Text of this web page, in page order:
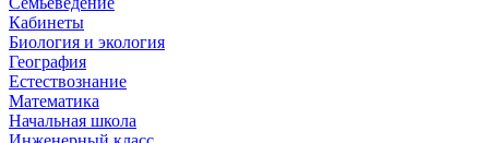
Кабинеты
Биология и экология
География
Естествознание
Математика
Начальная школа